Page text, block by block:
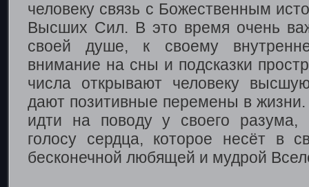
человеку связь с Божественным
Высших Сил. В это время очень
своей душе, к своему
внимание на сны и подсказки
числа открывают человеку
дают позитивные перемены в
идти на поводу у своего разума,
голосу сердца, которое несёт в
бесконечной любящей и мудрой